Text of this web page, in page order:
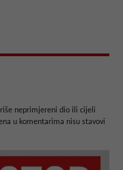
neprimjereni dio ili cijeli
u komentarima nisu stavovi